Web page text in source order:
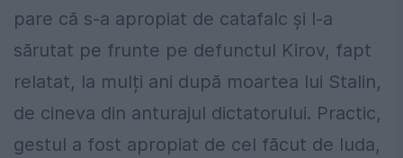
pare că s-a apropiat de catafalc și l-a
sărutat pe frunte pe defunctul Kirov, fapt
relatat, la mulți ani după moartea lui Stalin,
de cineva din anturajul dictatorului. Practic,
gestul a fost apropiat de cel făcut de Iuda,